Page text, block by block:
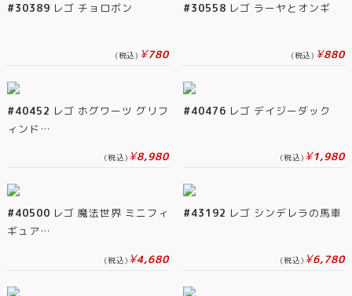
#30389 レゴ チョロボン
(税込) ¥780
#30558 レゴ ラーヤとオンギ
(税込) ¥880
#40452 レゴ ホグワーツ グリフ
ィンド…
(税込) ¥8,980
#40476 レゴ デイジーダック
(税込) ¥1,980
#40500 レゴ 魔法世界 ミニフィ
ギュア…
(税込) ¥4,680
#43192 レゴ シンデレラの馬車
(税込) ¥6,780